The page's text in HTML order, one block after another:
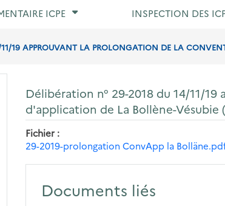
ICPE INSPECTION DES
19 APPROUVANT LA PROLONGATION DE LA
Délibération n° 29-2018 du 14/11/
d'application de La Bollène-
Fichier
29-2019-prolongation ConvApp la
Documents liés